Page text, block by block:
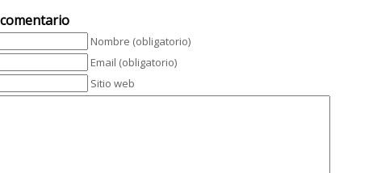
Nombre (obligatorio)
Email (obligatorio)
Sitio web